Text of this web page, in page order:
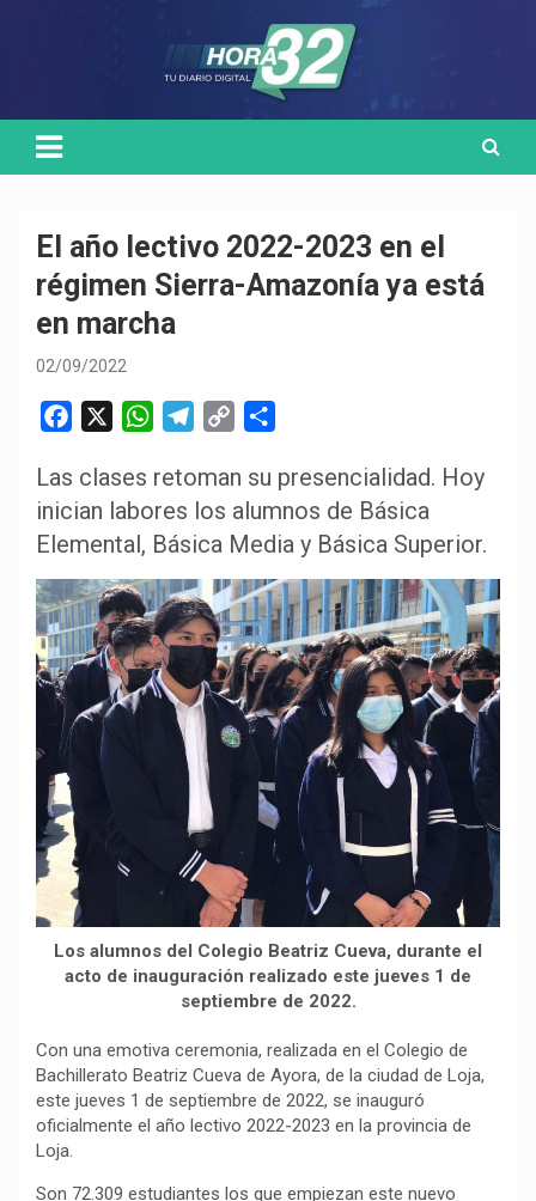
El año lectivo 2022-2023 en el
régimen Sierra-Amazonía ya está
en marcha
02/09/2022
c
e
b
o
k
W
a
t
s
p
p
l
e
g
a
m
p
y
L
n
k
m
p
a
t
i
r
Las clases retoman su presencialidad. Hoy
inician labores los alumnos de Básica
Elemental, Básica Media y Básica Superior.
Los alumnos del Colegio Beatriz Cueva, durante el
acto de inauguración realizado este jueves 1 de
septiembre de 2022.
Con una emotiva ceremonia, realizada en el Colegio de
Bachillerato Beatriz Cueva de Ayora, de la ciudad de Loja,
este jueves 1 de septiembre de 2022, se inauguró
oficialmente el año lectivo 2022-2023 en la provincia de
Loja.
Son 72.309 estudiantes los que empiezan este nuevo